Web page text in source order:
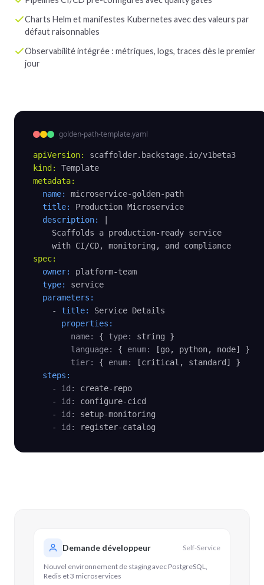
Charts Helm et manifestes Kubernetes avec des valeurs par
défaut raisonnables
Observabilité intégrée : métriques, logs, traces dès le premier
jour
golden-path-template.yaml
apiVersion:
kind:
metadata:
name:
microservice-golden-path
title:
Production Microservice
description:
    Scaffolds a production-ready service
spec:
owner:
platform-team
type:
service
parameters:
    -
title:
Service Details
properties:
name:
{ type:
string }
language:
{ enum:
[go, python, node] }
tier:
{ enum:
[critical, standard] }
steps:
    -
id:
create-repo
    -
id:
configure-cicd
    -
id:
setup-monitoring
    -
id: register-catalog
Demande développeur Self-Service
Nouvel environnement de staging avec PostgreSQL,
Redis et 3 microservices